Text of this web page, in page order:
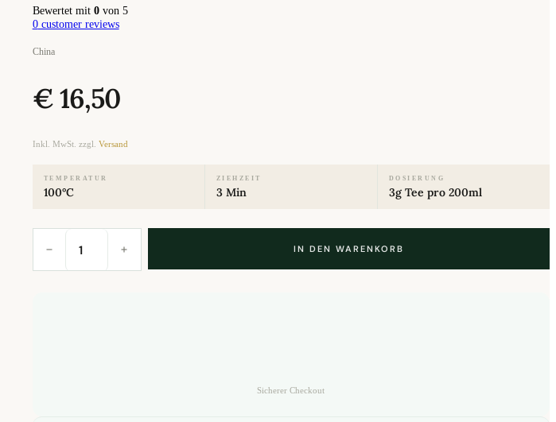
Bewertet mit 0von 5
0customer reviews
China
€16,50
Inkl. MwSt. zzgl. Versand
TEMPERATUR
100°C
ZIEHZEIT
3 Min
DOSIERUNG
3g Tee pro 200ml
ERH
IN DEN WARENKORB
Sicherer Checkout